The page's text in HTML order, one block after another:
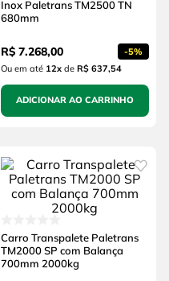
Inox Paletrans TM2500 TN
680mm
R$ 7.268,00 -5%
Ou em até 12xde R$ 637,54
ADICIONAR AO CARRINHO
Carro Transpalete Paletrans
TM2000 SP com Balança
700mm 2000kg